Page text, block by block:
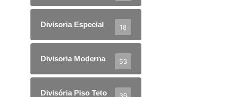
Divisoria Especial 18
Divisoria Moderna 53
Divisória Piso Teto 36